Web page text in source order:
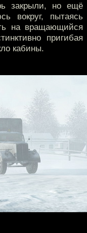
закрыли, но ещё
вокруг, пытаясь
на вращающийся
пригибая
кабины.